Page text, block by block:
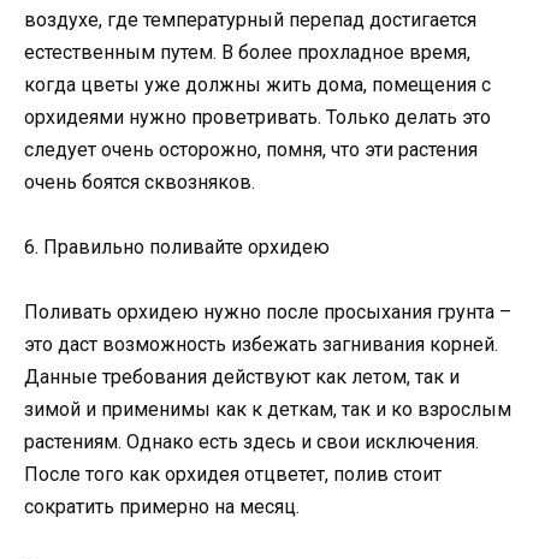
воздухе, где температурный перепад достигается
естественным путем. В более прохладное время,
когда цветы уже должны жить дома, помещения с
орхидеями нужно проветривать. Только делать это
следует очень осторожно, помня, что эти растения
очень боятся сквозняков.
6. Правильно поливайте орхидею
Поливать орхидею нужно после просыхания грунта –
это даст возможность избежать загнивания корней.
Данные требования действуют как летом, так и
зимой и применимы как к деткам, так и ко взрослым
растениям. Однако есть здесь и свои исключения.
После того как орхидея отцветет, полив стоит
сократить примерно на месяц.